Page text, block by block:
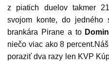
z piatich duelov takmer
svojom konte, do
brankára Pirane a to
niečo viac ako 8
poraziť dva razy len KVP